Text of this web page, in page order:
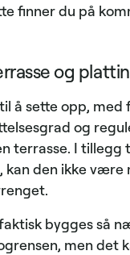
finner du på
og
å sette opp,
og
terrasse. I tillegg
kan den ikke være
bygges så
men det